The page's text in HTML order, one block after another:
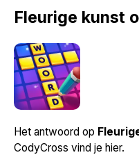
Fleurige kunst
Het antwoord op
CodyCross vind je hier.